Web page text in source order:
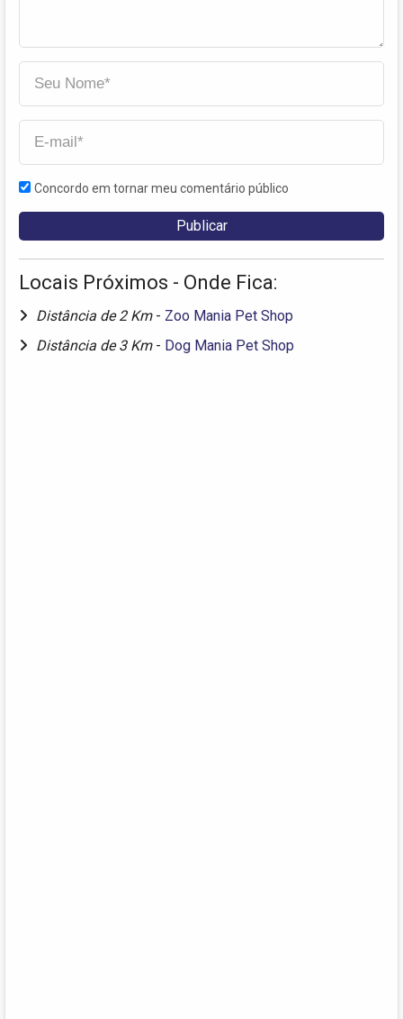
Concordo em tornar meu comentário público
Locais Próximos - Onde Fica:
Distância de 2 Km - Zoo Mania Pet Shop
Distância de 3 Km - Dog Mania Pet Shop